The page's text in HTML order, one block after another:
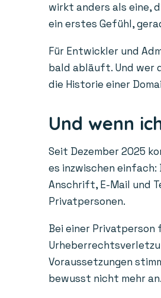
wirkt anders als eine,
ein erstes Gefühl,
Für Entwickler und
bald abläuft. Und wer
die Historie einer
Und wenn
Seit Dezember 2025
es inzwischen
Anschrift, E-Mail und
Privatpersonen.
Bei einer
Voraussetzungen
bewusst nicht mehr an.